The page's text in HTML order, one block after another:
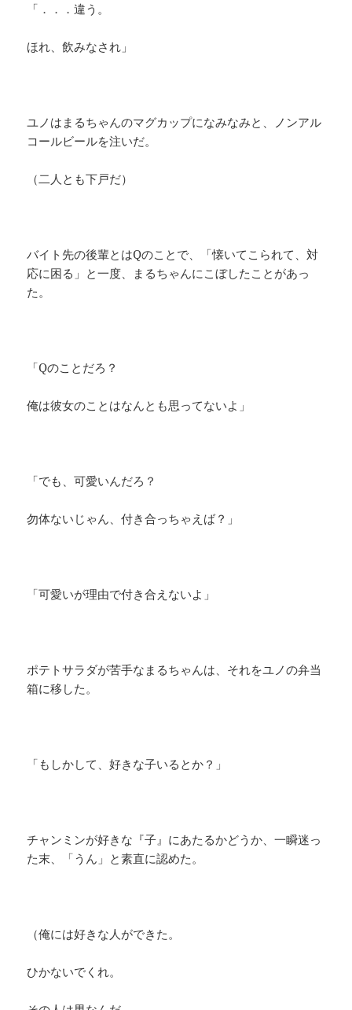
「．．．違う。
ほれ、飲みなされ」
ユノはまるちゃんのマグカップになみなみと、ノンアル
コールビールを注いだ。
（二人とも下戸だ）
バイト先の後輩とはQのことで、「懐いてこられて、対
応に困る」と一度、まるちゃんにこぼしたことがあっ
た。
「Qのことだろ？
俺は彼女のことはなんとも思ってないよ」
「でも、可愛いんだろ？
勿体ないじゃん、付き合っちゃえば？」
「可愛いが理由で付き合えないよ」
ポテトサラダが苦手なまるちゃんは、それをユノの弁当
箱に移した。
「もしかして、好きな子いるとか？」
チャンミンが好きな『子』にあたるかどうか、一瞬迷っ
た末、「うん」と素直に認めた。
（俺には好きな人ができた。
ひかないでくれ。